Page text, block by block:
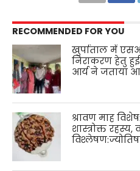
RECOMMENDED FOR YOU
खुर्पाताल में
निराकरण हेतु
आर्य ने जताया
श्रावण माह
शास्त्रोक्त